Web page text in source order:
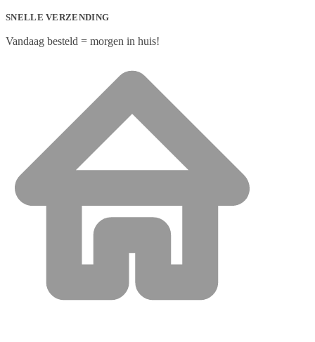
SNELLE VERZENDING
Vandaag besteld = morgen in huis!